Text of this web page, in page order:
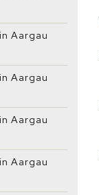
Aargau
Aargau
Aargau
Aargau